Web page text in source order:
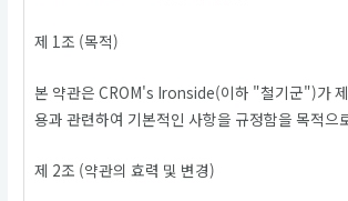
제 1조 (목적)
본 약관은 CROM's Ironside(이하 "철기군")가
용과 관련하여 기본적인 사항을 규정함을 목적으
제 2조 (약관의 효력 및 변경)